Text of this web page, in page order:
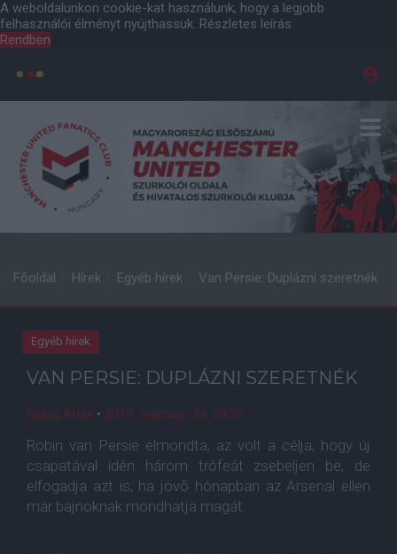
A weboldalunkon cookie-kat használunk, hogy a legjobb
felhasználói élményt nyújthassuk. Részletes leírás
Rendben
Főoldal Hírek Egyéb hírek Van Persie: Duplázni szeretnék
Egyéb hírek
VAN PERSIE: DUPLÁZNI SZERETNÉK
Balog Attila • 2013. március. 24. 09:39
Robin van Persie elmondta, az volt a célja, hogy új
csapatával idén három trófeát zsebeljen be, de
elfogadja azt is, ha jövõ hónapban az Arsenal ellen
már bajnoknak mondhatja magát.